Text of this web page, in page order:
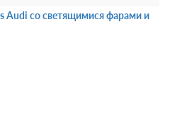
Audi со светящимися фарами и